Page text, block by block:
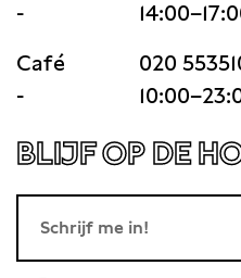
-
Café
020
-
BLIJF OP DE